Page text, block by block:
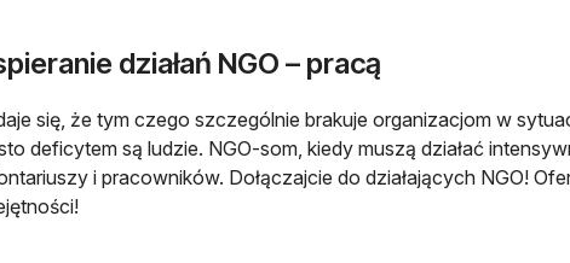
działań NGO – pracą
się, że tym czego szczególnie brakuje organizacjom w
deficytem są ludzie. NGO-som, kiedy muszą działać
i pracowników. Dołączajcie do działających NGO!